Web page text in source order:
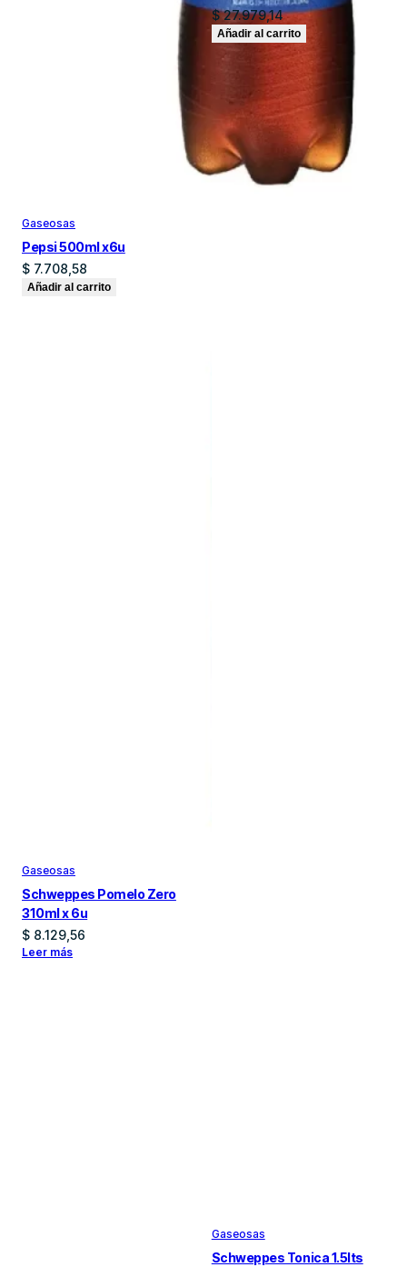
Gaseosas
Pepsi 500ml x6u
$ 7.708,58
Añadir al carrito
$27.979,14
Añadir al carrito
Gaseosas
Schweppes Pomelo Zero
310ml x 6u
$ 8.129,56
Leer más
Gaseosas
Schweppes Tonica 1.5lts